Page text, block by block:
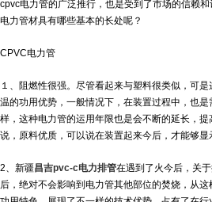
cpvc电力管的广泛推行，也是受到了市场的信赖
电力管材具有哪些基本的长处呢？
CPVC电力管
１、阻燃性很强。尽管看起来与塑料很类似，可
温的功用优势，一般情况下，在装置过程中，也
样，这种电力管的运用年限也是会不断的延长，
说，原料优质，可以说在装置起来今后，才能够显
2、新疆昌吉pvc-c电力排管在遇到了火今后，关
后，绝对不会影响到电力管其他部位的焚烧，从